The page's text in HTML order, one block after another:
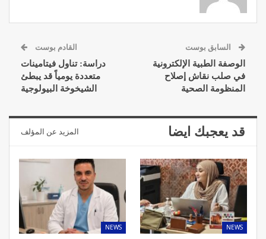
السابق بوست
الوصفة الطبية الإلكترونية
في صلب نقاش إصلاح
المنظومة الصحية
القادم بوست
دراسة: تناول فيتامينات
متعددة يومياً قد يبطئ
الشيخوخة البيولوجية
قد يعجبك ايضا المزيد عن المؤلف
NEWS
NEWS